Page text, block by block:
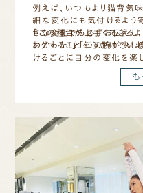
例えば、いつもより猫背気
細な変化にも気付けるよう
さな変化でも必ずお伝えし
ングすることを心がけていま
「この種目が上手くできる
わかった！」「二の腕が少し
けるごとに自分の変化を楽
ていけば、必ず体は変わりま
も